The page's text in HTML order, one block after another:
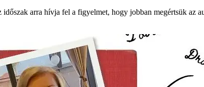
arra hívja fel a figyelmet, hogy jobban megértsük